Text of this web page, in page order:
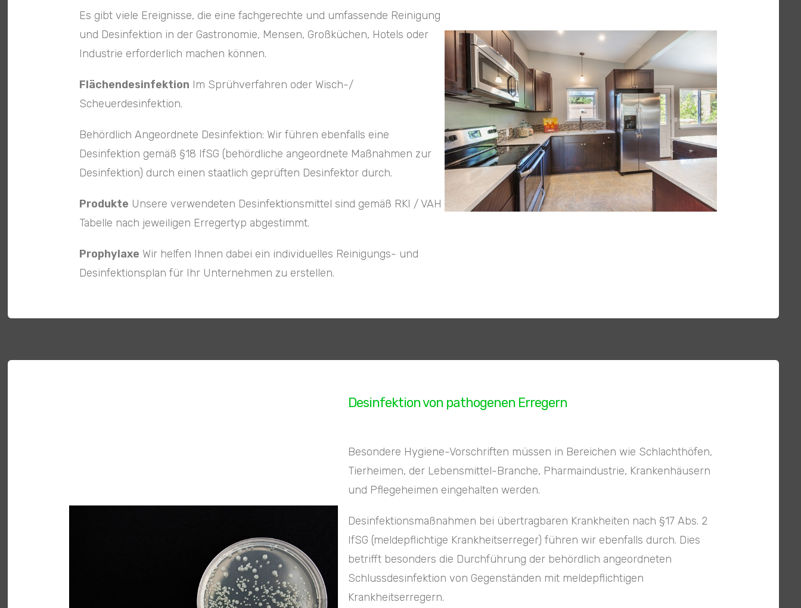
Es gibt viele Ereignisse, die eine fachgerechte und umfassende Reinigung
und Desinfektion in der Gastronomie, Mensen, Großküchen, Hotels oder
Industrie erforderlich machen können.
Flächendesinfektion Im Sprühverfahren oder Wisch-/
Scheuerdesinfektion.
Behördlich Angeordnete Desinfektion: Wir führen ebenfalls eine
Desinfektion gemäß §18 IfSG (behördliche angeordnete Maßnahmen zur
Desinfektion) durch einen staatlich geprüften Desinfektor durch.
Produkte Unsere verwendeten Desinfektionsmittel sind gemäß RKI / VAH
Tabelle nach jeweiligen Erregertyp abgestimmt.
Prophylaxe Wir helfen Ihnen dabei ein individuelles Reinigungs- und
Desinfektionsplan für Ihr Unternehmen zu erstellen.
Desinfektion von pathogenen Erregern
Besondere Hygiene-Vorschriften müssen in Bereichen wie Schlachthöfen,
Tierheimen, der Lebensmittel-Branche, Pharmaindustrie, Krankenhäusern
und Pflegeheimen eingehalten werden.
Desinfektionsmaßnahmen bei übertragbaren Krankheiten nach §17 Abs. 2
IfSG (meldepflichtige Krankheitserreger) führen wir ebenfalls durch. Dies
betrifft besonders die Durchführung der behördlich angeordneten
Schlussdesinfektion von Gegenständen mit meldepflichtigen
Krankheitserregern.